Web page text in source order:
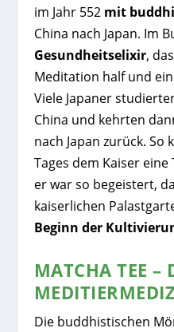
im Jahr 552 mit
China nach Japan. Im
Gesundheitselixir,
Meditation half und
Viele Japaner
China und kehrten
nach Japan zurück. So
Tages dem Kaiser
er war so begeistert,
kaiserlichen
Beginn der
MATCHA TEE –
Die buddhistischen